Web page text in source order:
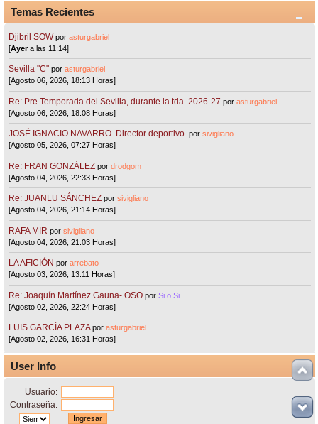
Temas Recientes
Djibril SOW porasturgabriel
[Ayera las 11:14]
Sevilla "C"porasturgabriel
[Agosto 06, 2026, 18:13 Horas]
Re: Pre Temporada del Sevilla, durante la tda. 2026-27 porasturgabriel
[Agosto 06, 2026, 18:08 Horas]
JOSÉ IGNACIO NAVARRO. Director deportivo. porsivigliano
[Agosto 05, 2026, 07:27 Horas]
Re: FRAN GONZÁLEZ pordrodgom
[Agosto 04, 2026, 22:33 Horas]
Re: JUANLU SÁNCHEZ porsivigliano
[Agosto 04, 2026, 21:14 Horas]
RAFA MIR porsivigliano
[Agosto 04, 2026, 21:03 Horas]
LA AFICIÓN porarrebato
[Agosto 03, 2026, 13:11 Horas]
Re: Joaquín Martínez Gauna- OSO porSi o Si
[Agosto 02, 2026, 22:24 Horas]
LUIS GARCÍA PLAZA porasturgabriel
[Agosto 02, 2026, 16:31 Horas]
User Info
Usuario:
Contraseña: